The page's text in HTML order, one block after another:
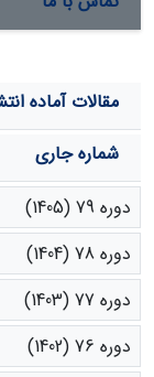
مقالات آماده
شماره جاری
دوره 79 (1405)
دوره 78 (1404)
دوره 77 (1403)
دوره 76 (1402)